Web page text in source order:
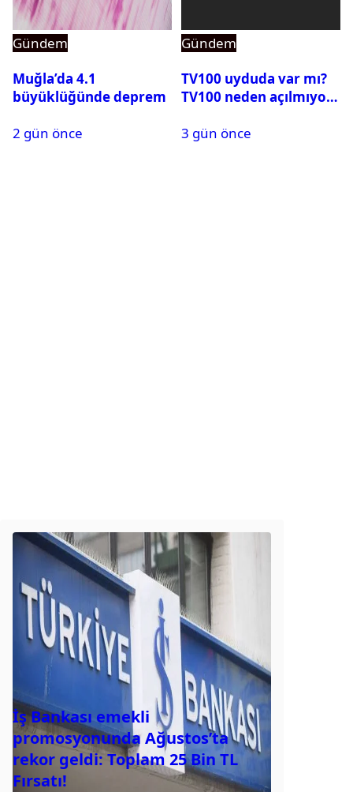
Gündem
Muğla’da 4.1
büyüklüğünde deprem
2 gün önce
Gündem
TV100 uyduda var mı?
TV100 neden açılmıyor?
3 gün önce
İş Bankası emekli
promosyonunda Ağustos’ta
rekor geldi: Toplam 25 Bin TL
Fırsatı!